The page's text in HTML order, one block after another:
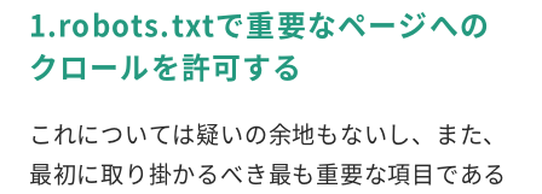
1.robots.txtで重要なページへの
クロールを許可する
これについては疑いの余地もないし、また、
最初に取り掛かるべき最も重要な項目である